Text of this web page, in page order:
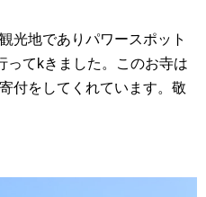
光地でありパワースポット
ってkきました。このお寺は
付をしてくれています。敬